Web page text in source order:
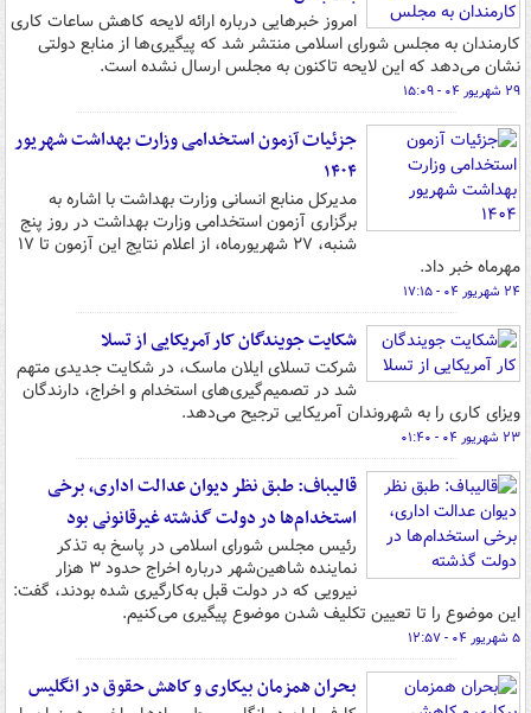
امروز خبرهایی درباره ارائه لایحه کاهش ساعات کاری
کارمندان به مجلس شورای اسلامی منتشر شد که پیگیری‌ها از منابع دولتی
نشان می‌دهد که این لایحه تاکنون به مجلس ارسال نشده است.
۲۹ شهریور ۰۴ - ۱۵:۰۹
جزئیات آزمون استخدامی وزارت بهداشت شهریور
۱۴۰۴
مدیرکل منابع انسانی وزارت بهداشت با اشاره به
برگزاری آزمون استخدامی وزارت بهداشت در روز پنج
شنبه، ۲۷ شهریورماه، از اعلام نتایج این آزمون تا ۱۷
مهرماه خبر داد.
۲۴ شهریور ۰۴ - ۱۷:۱۵
شکایت جویندگان کار آمریکایی از تسلا
شرکت تسلای ایلان ماسک، در شکایت جدیدی متهم
شد در تصمیم‌گیری‌های استخدام و اخراج، دارندگان
ویزای کاری را به شهروندان آمریکایی ترجیح می‌دهد.
۲۳ شهریور ۰۴ - ۰۱:۴۰
قالیباف: طبق نظر دیوان عدالت اداری، برخی
استخدام‌ها در دولت گذشته غیرقانونی بود
رئیس مجلس شورای اسلامی در پاسخ به تذکر
نماینده شاهین‌شهر درباره اخراج حدود ۳ هزار
نیرویی که در دولت قبل به‌کارگیری شده بودند، گفت:
این موضوع را تا تعیین تکلیف شدن موضوع پیگیری می‌کنیم.
۵ شهریور ۰۴ - ۱۲:۵۷
بحران همزمان بیکاری و کاهش حقوق در انگلیس